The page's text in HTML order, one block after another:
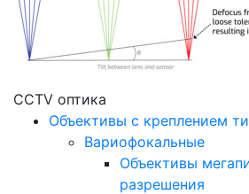
CCTV оптика
Объективы с креплением
Вариофокальные
Объективы
разрешения